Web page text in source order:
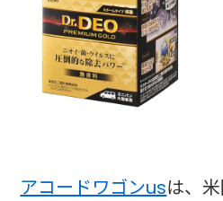
アコードワゴンusは、